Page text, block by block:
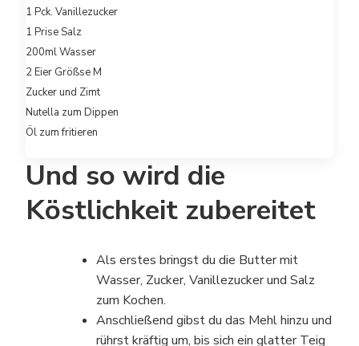
1 Pck. Vanillezucker
1 Prise Salz
200ml Wasser
2 Eier Größse M
Zucker und Zimt
Nutella zum Dippen
Öl zum fritieren
Und so wird die
Köstlichkeit zubereitet
Als erstes bringst du die Butter mit
Wasser, Zucker, Vanillezucker und Salz
zum Kochen.
Anschließend gibst du das Mehl hinzu und
rührst kräftig um, bis sich ein glatter Teig